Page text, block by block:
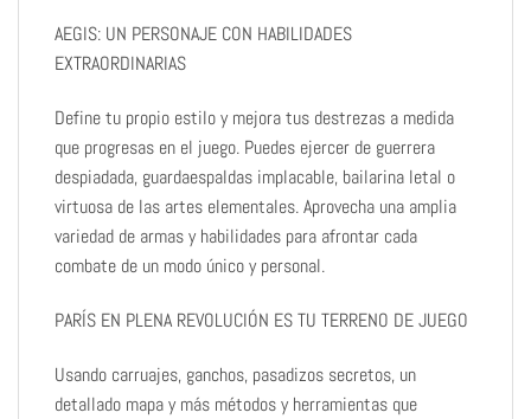
AEGIS: UN PERSONAJE CON HABILIDADES
EXTRAORDINARIAS
Define tu propio estilo y mejora tus destrezas a medida
que progresas en el juego. Puedes ejercer de guerrera
despiadada, guardaespaldas implacable, bailarina letal o
virtuosa de las artes elementales. Aprovecha una amplia
variedad de armas y habilidades para afrontar cada
combate de un modo único y personal.
PARÍS EN PLENA REVOLUCIÓN ES TU TERRENO DE JUEGO
Usando carruajes, ganchos, pasadizos secretos, un
detallado mapa y más métodos y herramientas que